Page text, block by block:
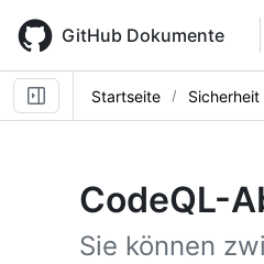
main
content
GitHub Dokumente
Startseite
CodeQL-
Sie können